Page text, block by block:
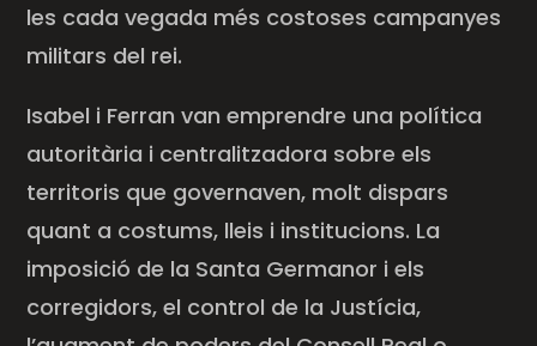
les cada vegada més costoses campanyes
militars del rei.
Isabel i Ferran van emprendre una política
autoritària i centralitzadora sobre els
territoris que governaven, molt dispars
quant a costums, lleis i institucions. La
imposició de la Santa Germanor i els
corregidors, el control de la Justícia,